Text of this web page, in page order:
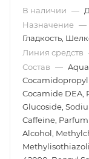
В наличии —
Назначение —
Гладкость,
Линия средств
Состав —
Cocamide DEA,
Glucoside,
Caffeine,
Alcohol,